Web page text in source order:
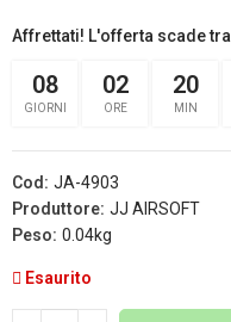
Affrettati! L'offerta scade tra
08
GIORNI
02
ORE
20
MIN
Cod: JA-4903
Produttore: JJ AIRSOFT
Peso: 0.04kg
Esaurito